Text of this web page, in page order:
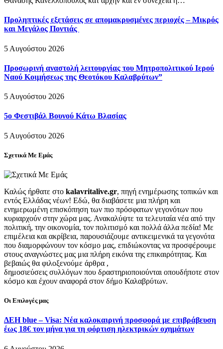
Προληπτικές εξετάσεις σε απομακρυσμένες περιοχές – Μικρός
και Μεγάλος Ποντιάς
5 Αυγούστου 2026
Προσωρινή αναστολή λειτουργίας του Μητροπολιτικού Ιερού
Ναού Κοιμήσεως της Θεοτόκου Καλαβρύτων”
5 Αυγούστου 2026
5ο Φεστιβάλ Βουνού Κάτω Βλασίας
5 Αυγούστου 2026
Σχετικά Με Εμάς
Καλώς ήρθατε στο kalavritalive.gr, πηγή ενημέρωσης τοπικών και
εντός Ελλάδας νέων! Εδώ, θα διαβάσετε μια πλήρη και
ενημερωμένη επισκόπηση των πιο πρόσφατων γεγονότων που
κυριαρχούν στην χώρα μας. Ανακαλύψτε τα τελευταία νέα από την
πολιτική, την οικονομία, τον πολιτισμό και πολλά άλλα πεδία! Με
επιμέλεια και ακρίβεια, παρουσιάζουμε αντικειμενικά τα γεγονότα
που διαμορφώνουν τον κόσμο μας, επιδιώκοντας να προσφέρουμε
στους αναγνώστες μας μια πλήρη εικόνα της επικαιρότητας. Και
βεβαιώς θα φιλοξενούμε άρθρα ,
δημοσιεύσεις συλλόγων που δραστηριοποιούνται οπουδήποτε στον
κόσμο και έχουν αναφορά στον δήμο Καλαβρύτων.
Οι Επιλογές μας
ΔΕΗ blue – Visa: Νέα καλοκαιρινή προσφορά με επιβράβευση
έως 18€ τον μήνα για τη φόρτιση ηλεκτρικών οχημάτων